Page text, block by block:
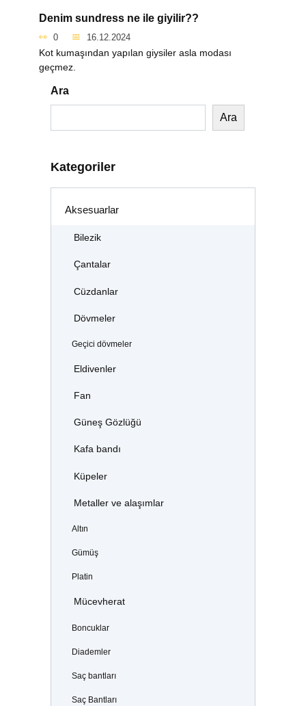
Denim sundress ne ile giyilir??
0 16.12.2024
Kot kumaşından yapılan giysiler asla modası
geçmez.
Ara
Ara
Kategoriler
Aksesuarlar
Bilezik
Çantalar
Cüzdanlar
Dövmeler
Geçici dövmeler
Eldivenler
Fan
Güneş Gözlüğü
Kafa bandı
Küpeler
Metaller ve alaşımlar
Altın
Gümüş
Platin
Mücevherat
Boncuklar
Diademler
Saç bantları
Saç Bantları